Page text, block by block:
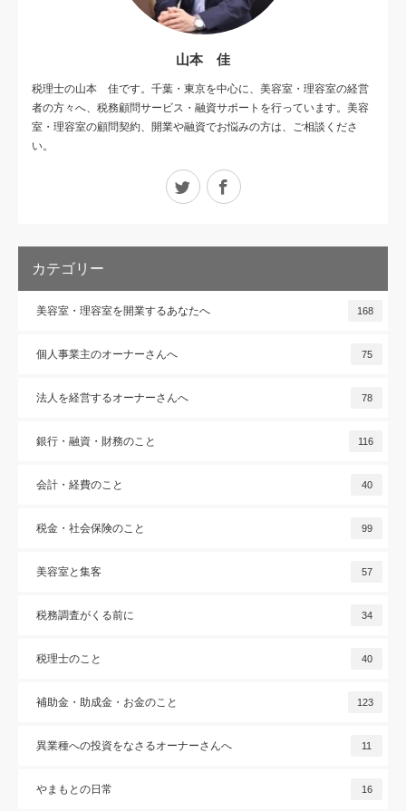
山本 佳
税理士の山本 佳です。千葉・東京を中心に、美容室・理容室の経営
者の方々へ、税務顧問サービス・融資サポートを行っています。美容
室・理容室の顧問契約、開業や融資でお悩みの方は、ご相談くださ
い。
Twitter Facebook
カテゴリー
美容室・理容室を開業するあなたへ 168
個人事業主のオーナーさんへ 75
法人を経営するオーナーさんへ 78
銀行・融資・財務のこと 116
会計・経費のこと 40
税金・社会保険のこと 99
美容室と集客 57
税務調査がくる前に 34
税理士のこと 40
補助金・助成金・お金のこと 123
異業種への投資をなさるオーナーさんへ 11
やまもとの日常 16